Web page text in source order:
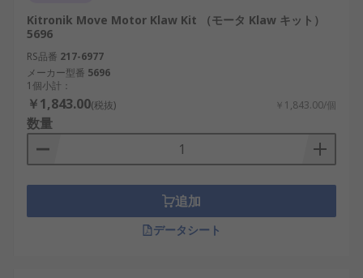
Kitronik Move Motor Klaw Kit （モータ Klaw キット）
5696
RS品番 217-6977
メーカー型番 5696
1個小計：
￥1,843.00(税抜) ￥1,843.00/個
数量
追加
データシート